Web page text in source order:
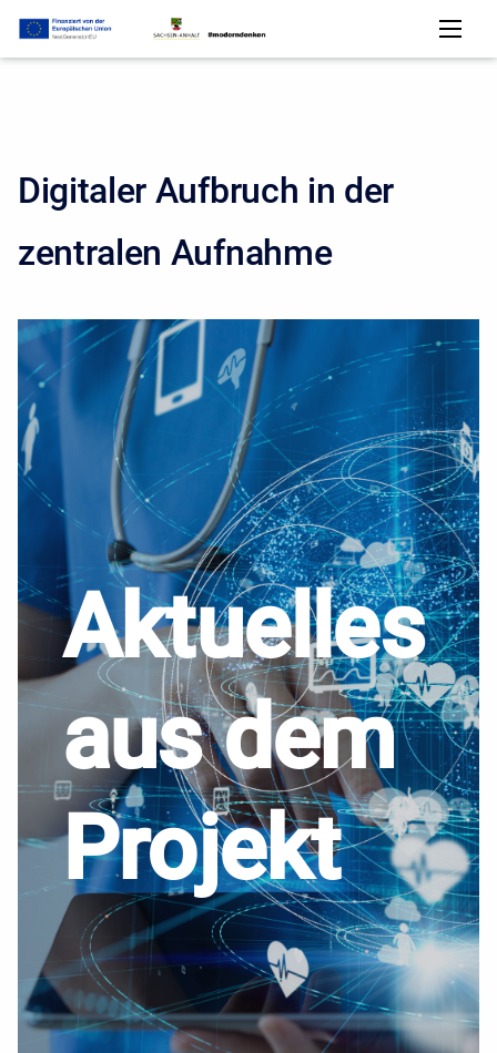
Digitaler Aufbruch in der
zentralen Aufnahme
Aktuelles
aus dem
Projekt